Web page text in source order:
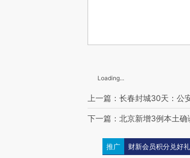
Loading...
上一篇：长春封城30天：公
下一篇：北京新增3例本土
推广 财新会员积分兑好礼